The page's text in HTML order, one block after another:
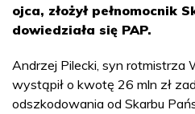
ojca, złożył pełnomocnik
dowiedziała się PAP.
Andrzej Pilecki, syn rotmistrza
wystąpił o kwotę 26 mln zł
odszkodowania od Skarbu